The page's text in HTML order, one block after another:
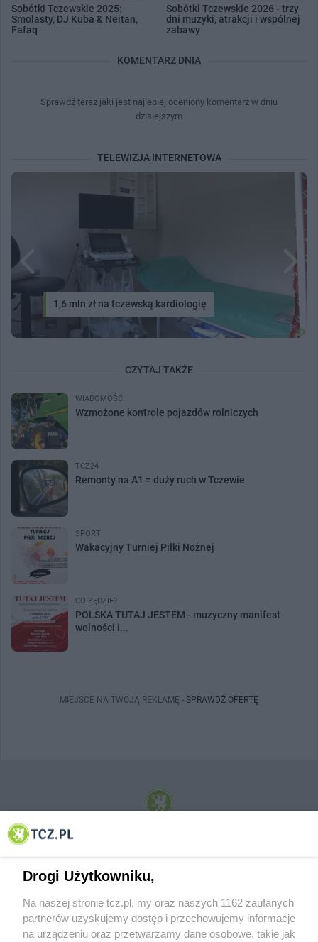
Sobótki Tczewskie 2025:
Smolasty, DJ Kuba & Neitan,
Fafaq
Sobótki Tczewskie 2026 - trzy
dni muzyki, atrakcji i wspólnej
zabawy
KOMENTARZ DNIA
Sprawdź teraz jaki jest najlepiej oceniony komentarz w dniu
dzisiejszym
TELEWIZJA INTERNETOWA
1,6 mln zł na tczewską kardiologię
CZYTAJ TAKŻE
WIADOMOŚCI
Wzmożone kontrole pojazdów rolniczych
TCZ24
Remonty na A1 = duży ruch w Tczewie
SPORT
Wakacyjny Turniej Piłki Nożnej
CO BĘDZIE?
POLSKA TUTAJ JESTEM - muzyczny manifest
wolności i...
MIEJSCE NA TWOJĄ REKLAMĘ - SPRAWDŹ OFERTĘ
© 2001-2026 Tczew - TCZ.PL Sp. z o.o. Internetowy Serwis Informacyjny Miasta
Drogi Użytkowniku,
Na naszej stronie tcz.pl, my oraz naszych 1162 zaufanych
partnerów uzyskujemy dostęp i przechowujemy informacje
na urządzeniu oraz przetwarzamy dane osobowe, takie jak